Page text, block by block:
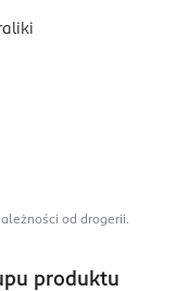
od drogerii.
produktu